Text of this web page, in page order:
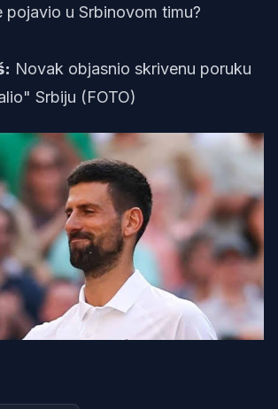
pojavio u Srbinovom timu?
Novak objasnio skrivenu poruku
Srbiju (FOTO)